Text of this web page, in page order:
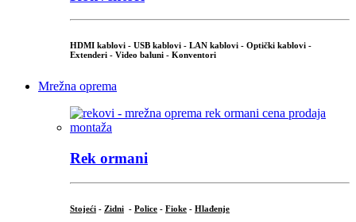
HDMI kablovi - USB kablovi - LAN kablovi - Optički kablovi -
Extenderi - Video baluni - Konventori
Mrežna oprema
Rek ormani
Stojeći - Zidni - Police - Fioke - Hlađenje